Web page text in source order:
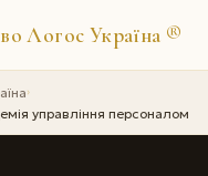
Логос Україна ®
›
управління персоналом